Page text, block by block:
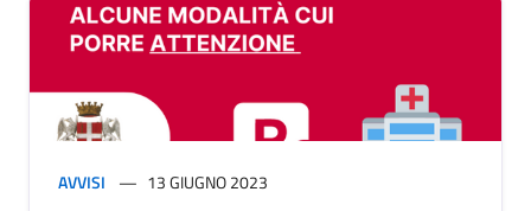
AVVISI 13 GIUGNO 2023